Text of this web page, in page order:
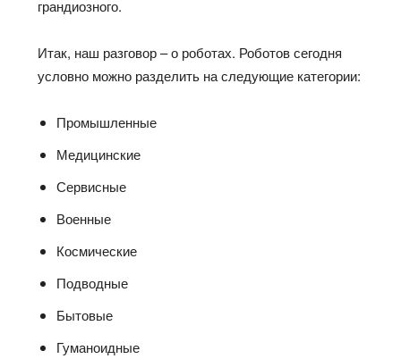
грандиозного.
Итак, наш разговор – о роботах. Роботов сегодня
условно можно разделить на следующие категории:
Промышленные
Медицинские
Сервисные
Военные
Космические
Подводные
Бытовые
Гуманоидные